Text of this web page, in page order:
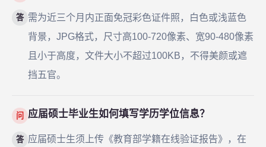
答 需为近三个月内正面免冠彩色证件照，白色或浅蓝色
背景，JPG格式，尺寸高100-720像素、宽90-480像素
且小于高度，文件大小不超过100KB，不得美颜或遮
挡五官。
问 应届硕士毕业生如何填写学历学位信息？
答 应届硕士生须上传《教育部学籍在线验证报告》，在